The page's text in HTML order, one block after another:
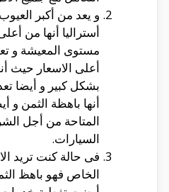
و يعد من أكبر
أستراليا أنها من
مستوى المعيشة و
أعلى الاسعار حيث
بشكل كبير و أيضا
أنها باهظة الثمن و
المتاحة من أجل
السيارات.
فى حالة كنت تريد
الخاص فهو باهظ